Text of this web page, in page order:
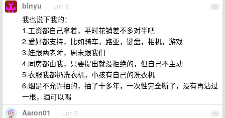
69
binyu Jun 3
我也说下我的：
1.工资都自己拿着，平时花销差不多对半吧
2.爱好都支持，比如骑车，路亚，键盘，相机，游戏
3.娃跟两老睡，周末跟我们
4.同房都由我，只要提出就没拒绝的，但自己不主动
5.衣服我都扔洗衣机，小孩有自己的洗衣机
6.烟是不允许抽的，抽了十多年，一次性完全断了，没有再沾过
一根，酒可以喝
70
Aaron01 Jun 3